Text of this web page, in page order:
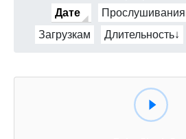
Дате
Загрузкам
Длительность↓